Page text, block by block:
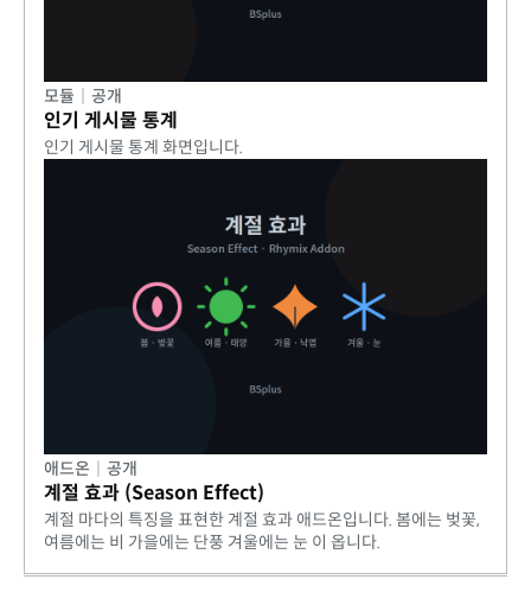
모듈 공개
인기 게시물 통계
인기 게시물 통계 화면입니다.
애드온 공개
계절 효과 (Season Effect)
계절 마다의 특징을 표현한 계절 효과 애드온입니다. 봄에는 벚꽃,
여름에는 비 가을에는 단풍 겨울에는 눈 이 옵니다.